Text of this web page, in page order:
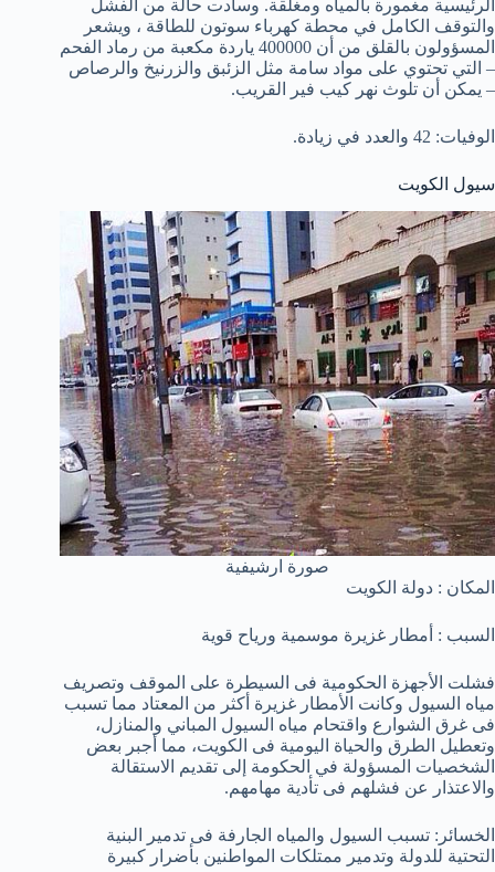
الرئيسية مغمورة بالمياه ومغلقة. وسادت حالة من الفشل
والتوقف الكامل في محطة كهرباء سوتون للطاقة ، ويشعر
المسؤولون بالقلق من أن 400000 ياردة مكعبة من رماد الفحم
– التي تحتوي على مواد سامة مثل الزئبق والزرنيخ والرصاص
– يمكن أن تلوث نهر كيب فير القريب.
الوفيات: 42 والعدد في زيادة.
سيول الكويت
صورة ارشيفية
المكان : دولة الكويت
السبب : أمطار غزيرة موسمية ورياح قوية
فشلت الأجهزة الحكومية فى السيطرة على الموقف وتصريف
مياه السيول وكانت الأمطار غزيرة أكثر من المعتاد مما تسبب
فى غرق الشوارع واقتحام مياه السيول المباني والمنازل،
وتعطيل الطرق والحياة اليومية فى الكويت، مما أجبر بعض
الشخصيات المسؤولة في الحكومة إلى تقديم الاستقالة
والاعتذار عن فشلهم فى تأدية مهامهم.
الخسائر: تسبب السيول والمياه الجارفة فى تدمير البنية
التحتية للدولة وتدمير ممتلكات المواطنين بأضرار كبيرة